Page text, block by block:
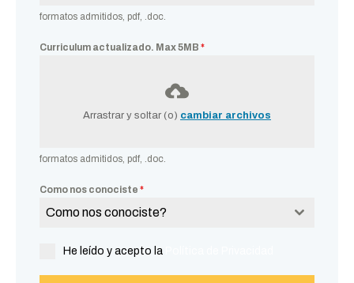
formatos admitidos, pdf, .doc.
Curriculum actualizado. Max 5MB *
Arrastrar y soltar (o) cambiar archivos
formatos admitidos, pdf, .doc.
Como nos conociste *
Como nos conociste?
He leído y acepto la